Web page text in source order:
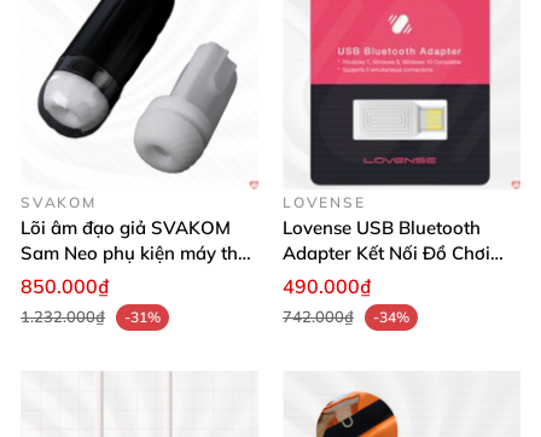
Ghế sofa búp bê silicone A1 sang trọng chất lượng cao giá tốt
SVAKOM
Lõi âm đạo giả SVAKOM
Sam Neo phụ kiện máy thủ
dâm chính hãng
850.000₫
1.232.000₫ -31%
LOVENSE
Lovense USB Bluetooth
Adapter Kết Nối Đồ Chơi
Với PC Windows Dễ Dàng
490.000₫
742.000₫ -34%